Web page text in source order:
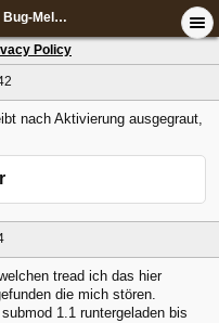
Chonicles-Submod: Bug-Meldungen
Policy
nach Aktivierung ausgegraut,
tread ich das hier
die mich stören.
1.1 runtergeladen bis